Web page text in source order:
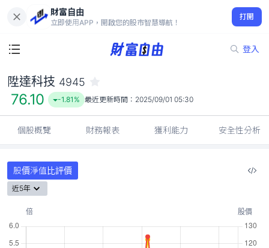
財富自由
立即使用APP，開啟您的股市智慧導航！
打開
登入
76.10
-1.81%
陞達科技 4945
76.10 -1.81% 最近更新時間： 2025/09/01 05:30
個股概覽 財務報表 獲利能力 安全性分析
股價淨值比評價
近5年